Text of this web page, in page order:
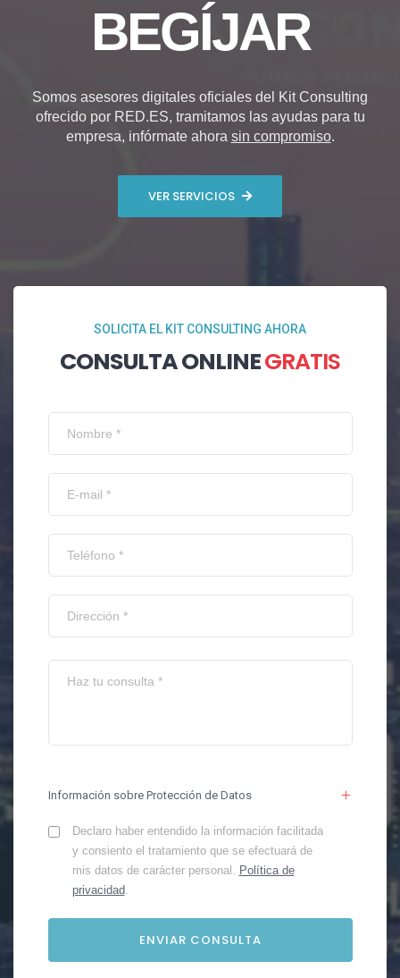
BEGÍJAR
Somos asesores digitales oficiales del Kit Consulting
ofrecido por RED.ES, tramitamos las ayudas para tu
empresa, infórmate ahora sin compromiso.
VER SERVICIOS
SOLICITA EL KIT CONSULTING AHORA
CONSULTA ONLINEGRATIS
Información sobre Protección de Datos
Declaro haber entendido la información facilitada
y consiento el tratamiento que se efectuará de
mis datos de carácter personal. Política de
privacidad.